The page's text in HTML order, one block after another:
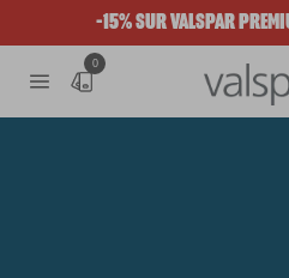
-15% SUR VALSPAR
0